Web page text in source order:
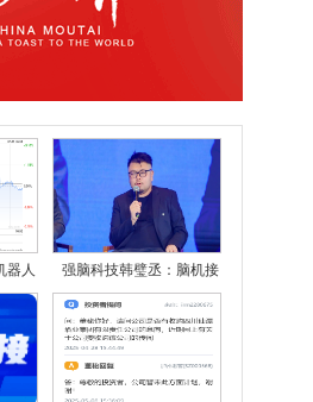
器人 强脑科技韩璧丞：脑机接